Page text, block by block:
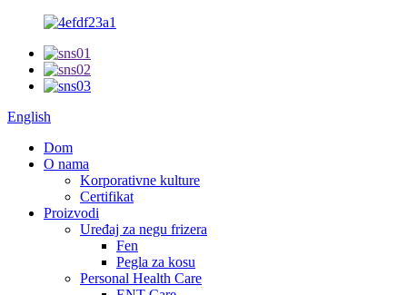
English
Dom
O nama
Korporativne kulture
Certifikat
Proizvodi
Uređaj za negu frizera
Fen
Pegla za kosu
Personal Health Care